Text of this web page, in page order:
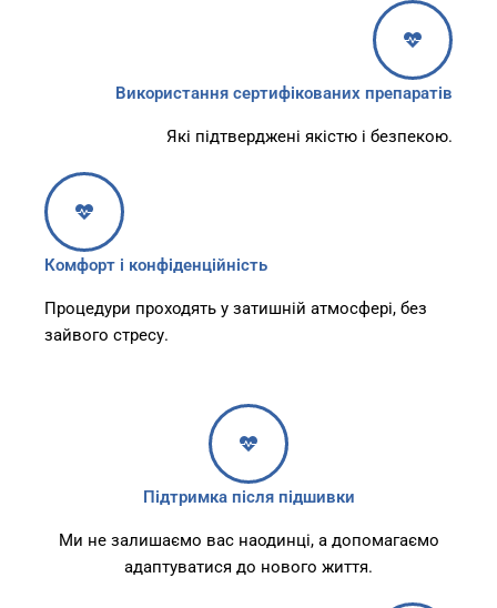
Використання сертифікованих препаратів
Які підтверджені якістю і безпекою.
Комфорт і конфіденційність
Процедури проходять у затишній атмосфері, без
зайвого стресу.
Підтримка після підшивки
Ми не залишаємо вас наодинці, а допомагаємо
адаптуватися до нового життя.